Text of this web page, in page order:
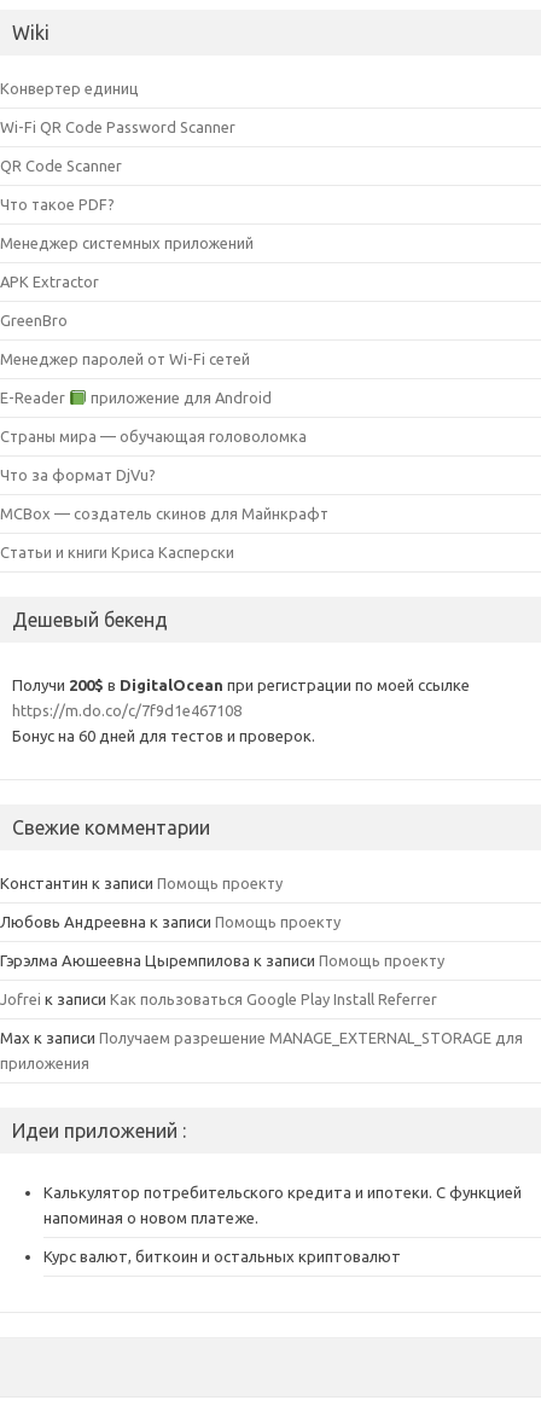
Wiki
Конвертер единиц
Wi-Fi QR Code Password Scanner
QR Code Scanner
Что такое PDF?
Менеджер системных приложений
APK Extractor
GreenBro
Менеджер паролей от Wi-Fi сетей
E-Reader приложение для Android
Страны мира — обучающая головоломка
Что за формат DjVu?
MCBox — создатель скинов для Майнкрафт
Статьи и книги Криса Касперски
Дешевый бекенд
Получи 200$ в DigitalOcean при регистрации по моей ссылке
https://m.do.co/c/7f9d1e467108
Бонус на 60 дней для тестов и проверок.
Свежие комментарии
Константин к записи Помощь проекту
Любовь Андреевна к записи Помощь проекту
Гэрэлма Аюшеевна Цыремпилова к записи Помощь проекту
Jofrei к записи Как пользоваться Google Play Install Referrer
Max к записи Получаем разрешение MANAGE_EXTERNAL_STORAGE для
приложения
Идеи приложений :
Калькулятор потребительского кредита и ипотеки. С функцией
напоминая о новом платеже.
Курс валют, биткоин и остальных криптовалют